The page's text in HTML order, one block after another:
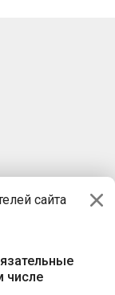
сайта
числе
Независимости